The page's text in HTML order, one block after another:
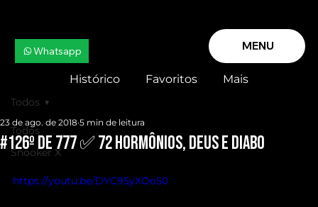
MENU
Whatsapp
Histórico Favoritos Mais
Todos
Snooker X
Todos
#126º de 777 ✅ 72 HORMÔNIOS, Deus e Diabo
23 de ago. de 2018 5 min de leitura
https://youtu.be/DYC95yXOo50